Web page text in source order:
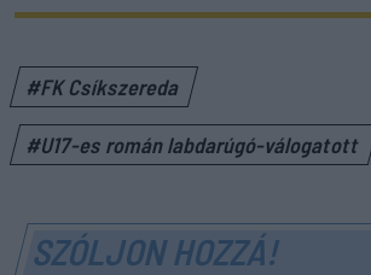
#FK Csíkszereda
#U17-es román labdarúgó-válogatott
SZÓLJON HOZZÁ!